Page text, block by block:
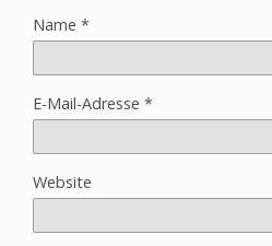
Name *
E-Mail-Adresse *
Website